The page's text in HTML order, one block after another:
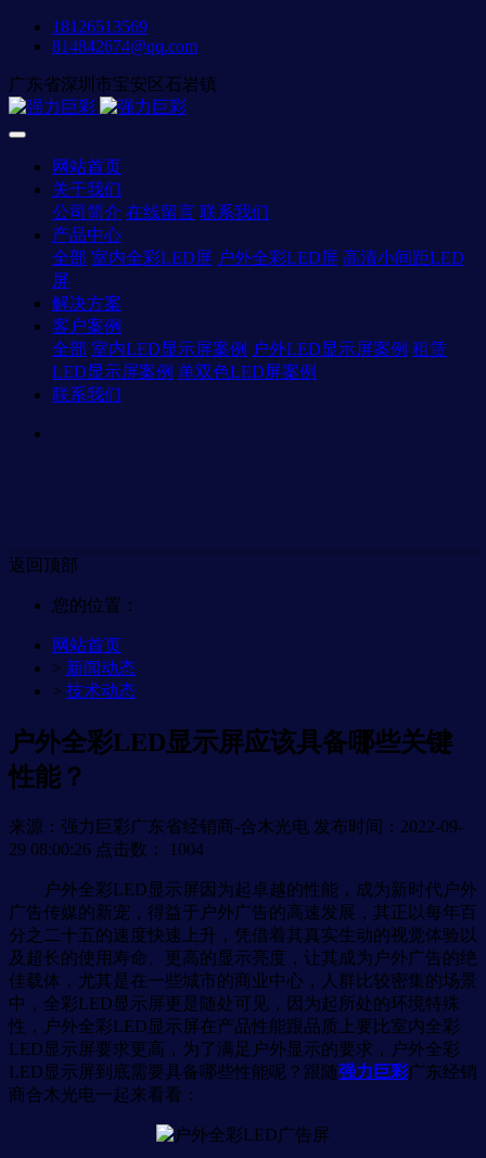
18126513569
814842674@qq.com
广东省深圳市宝安区石岩镇
网站首页
关于我们
公司简介 在线留言 联系我们
产品中心
全部 室内全彩LED屏 户外全彩LED屏 高清小间距LED
屏
解决方案
客户案例
全部 室内LED显示屏案例 户外LED显示屏案例 租赁
LED显示屏案例 单双色LED屏案例
联系我们
返回顶部
您的位置：
网站首页
> 新闻动态
> 技术动态
户外全彩LED显示屏应该具备哪些关键
性能？
来源：强力巨彩广东省经销商-合木光电 发布时间：2022-09-
29 08:00:26 点击数： 1004
户外全彩LED显示屏因为起卓越的性能，成为新时代户外
广告传媒的新宠，得益于户外广告的高速发展，其正以每年百
分之二十五的速度快速上升，凭借着其真实生动的视觉体验以
及超长的使用寿命、更高的显示亮度，让其成为户外广告的绝
佳载体，尤其是在一些城市的商业中心，人群比较密集的场景
中，全彩LED显示屏更是随处可见，因为起所处的环境特殊
性，户外全彩LED显示屏在产品性能跟品质上要比室内全彩
LED显示屏要求更高，为了满足户外显示的要求，户外全彩
LED显示屏到底需要具备哪些性能呢？跟随强力巨彩广东经销
商合木光电一起来看看：